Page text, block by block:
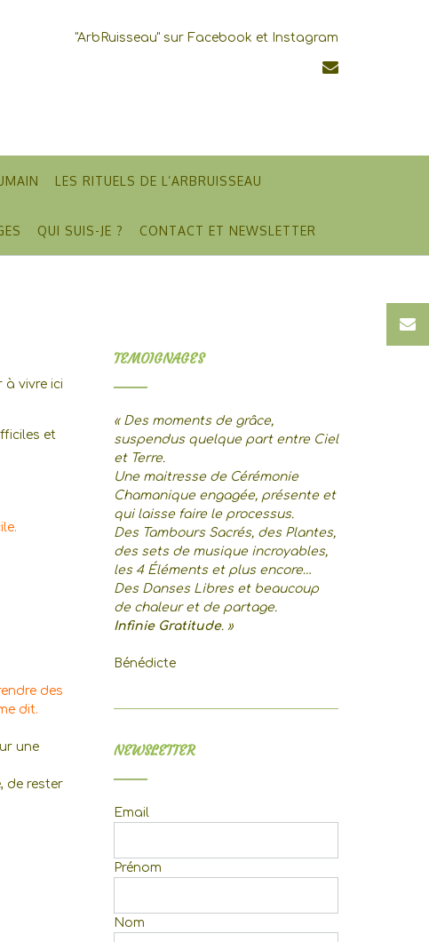
"ArbRuisseau" sur Facebook et Instagram
LES RITUELS DE L’ARBRUISSEAU
QUI SUIS-JE ? CONTACT ET NEWSLETTER
à vivre ici
et
des
dit.
une
de rester
TEMOIGNAGES
« Des moments de grâce,
suspendus quelque part entre Ciel
et Terre.
Une maitresse de Cérémonie
Chamanique engagée, présente et
qui laisse faire le processus.
Des Tambours Sacrés, des Plantes,
des sets de musique incroyables,
les 4 Éléments et plus encore…
Des Danses Libres et beaucoup
de chaleur et de partage.
Infinie Gratitude. »
Bénédicte
NEWSLETTER
Email
Prénom
Nom